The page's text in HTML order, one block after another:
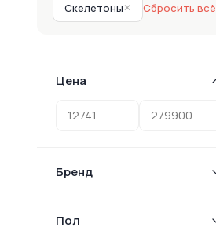
Скелетоны✕ Сбросить всё
Цена
Бренд
Пол